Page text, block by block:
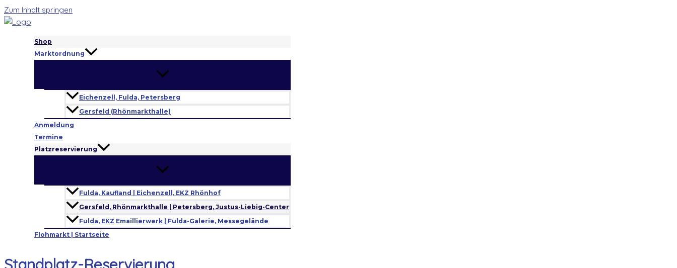
Zum Inhalt springen
Shop
Marktordnung
Eichenzell, Fulda, Petersberg
Gersfeld (Rhönmarkthalle)
Anmeldung
Termine
Platzreservierung
Fulda, Kaufland | Eichenzell, EKZ Rhönhof
Gersfeld, Rhönmarkthalle | Petersberg, Justus-Liebig-Center
Fulda, EKZ Emaillierwerk | Fulda-Galerie, Messegelände
Flohmarkt | Startseite